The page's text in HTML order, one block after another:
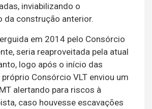
inviabilizando o
da construção anterior.
em 2014 pelo Consórcio
seria reaproveitada pela atual
logo após o início das
Consórcio VLT enviou um
alertando para riscos à
caso houvesse escavações